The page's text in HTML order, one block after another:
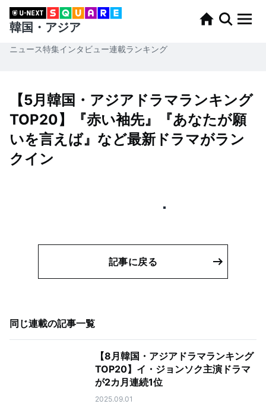
韓国・アジア
ニュース特集インタビュー連載ランキング
【5月韓国・アジアドラマランキング
TOP20】『赤い袖先』『あなたが願
いを言えば』など最新ドラマがラン
クイン
記事に戻る
同じ連載の記事一覧
【8月韓国・アジアドラマランキング
TOP20】イ・ジョンソク主演ドラマ
が2カ月連続1位
2025.09.01